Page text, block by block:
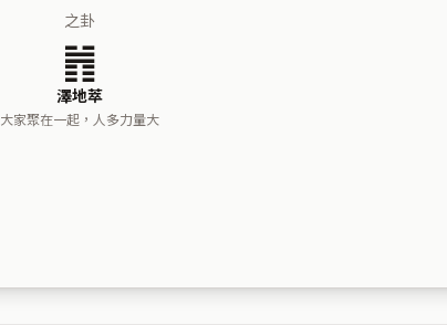
之卦
䷬
澤地萃
大家聚在一起，人多力量大